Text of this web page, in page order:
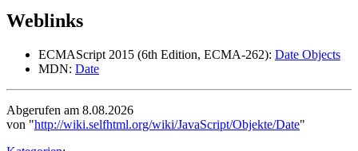
Weblinks
ECMAScript 2015 (6th Edition, ECMA-262): Date Objects
MDN: Date
Abgerufen am 8.08.2026
von "http://wiki.selfhtml.org/wiki/JavaScript/Objekte/Date"